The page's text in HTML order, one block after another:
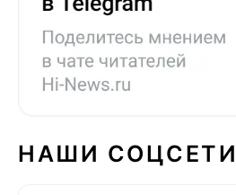
НАШИ СОЦСЕТИ